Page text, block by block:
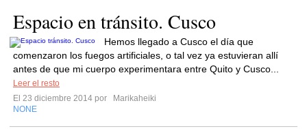
Espacio en tránsito. Cusco
Hemos llegado a Cusco el día que
comenzaron los fuegos artificiales, o tal vez ya estuvieran allí
antes de que mi cuerpo experimentara entre Quito y Cusco...
Leer el resto
El 23 diciembre 2014 por
Marikaheiki
NONE